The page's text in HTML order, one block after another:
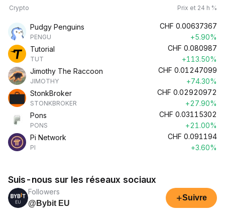
Crypto Prix et 24 h %
Pudgy Penguins
PENGU
CHF 0.00637367
+5.90%
Tutorial
TUT
CHF 0.080987
+113.50%
Jimothy The Raccoon
JIMOTHY
CHF 0.01247099
+74.30%
StonkBroker
STONKBROKER
CHF 0.02920972
+27.90%
Pons
PONS
CHF 0.03115302
+21.00%
Pi Network
PI
CHF 0.091194
+3.60%
Suis-nous sur les réseaux sociaux
Followers
@Bybit EU
+Suivre